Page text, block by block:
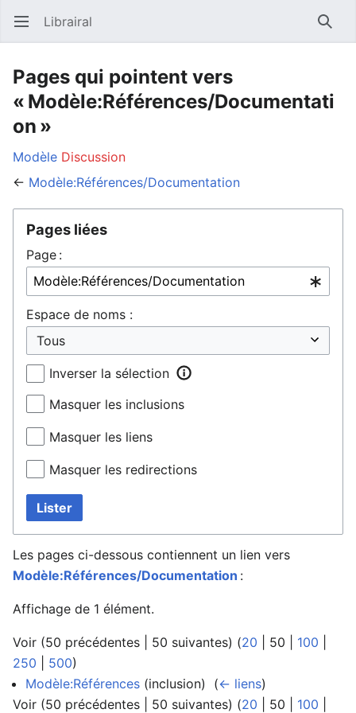
Ouvrir le menu principal Librairal
Pages qui pointent vers
« Modèle:Références/Documentati
on »
Modèle Discussion
← Modèle:Références/Documentation
Pages liées
Page :
Espace de noms :
Inverser la sélection
Masquer les inclusions
Masquer les liens
Masquer les redirections
Lister
Les pages ci-dessous contiennent un lien vers
Modèle:Références/Documentation :
Affichage de 1 élément.
Voir (50 précédentes 50 suivantes) (20 50 100
250
500)
Modèle:Références (inclusion) ‎ (← liens)
Voir (50 précédentes 50 suivantes) (20 50 100